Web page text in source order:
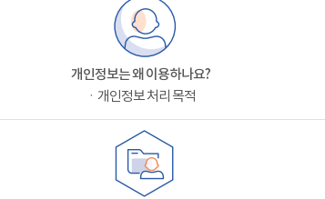
개인정보는 왜 이용하나요?
ㆍ개인정보 처리 목적